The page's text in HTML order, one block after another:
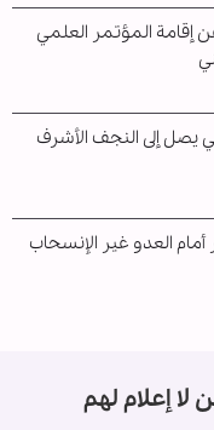
إقامة المؤتمر العلمي
يصل إلى النجف الأشرف
العدو غير الإنسحاب
إعلام لهم